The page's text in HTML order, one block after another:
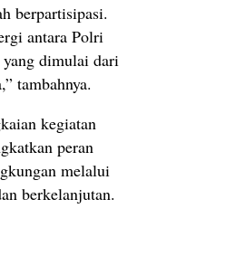
berpartisipasi.
antara Polri
yang dimulai dari
tambahnya.
kegiatan
peran
melalui
berkelanjutan.